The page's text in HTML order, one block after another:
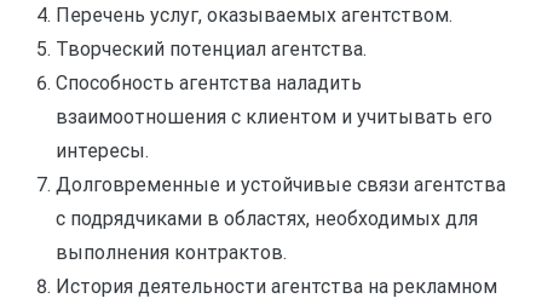
Перечень услуг, оказываемых агентством.
Творческий потенциал агентства.
Способность агентства наладить
взаимоотношения с клиентом и учитывать его
интересы.
Долговременные и устойчивые связи агентства
с подрядчиками в областях, необходимых для
выполнения контрактов.
История деятельности агентства на рекламном